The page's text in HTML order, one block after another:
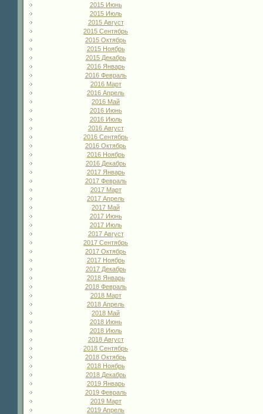
2015 Июнь
2015 Июль
2015 Август
2015 Сентябрь
2015 Октябрь
2015 Ноябрь
2015 Декабрь
2016 Январь
2016 Февраль
2016 Март
2016 Апрель
2016 Май
2016 Июнь
2016 Июль
2016 Август
2016 Сентябрь
2016 Октябрь
2016 Ноябрь
2016 Декабрь
2017 Январь
2017 Февраль
2017 Март
2017 Апрель
2017 Май
2017 Июнь
2017 Июль
2017 Август
2017 Сентябрь
2017 Октябрь
2017 Ноябрь
2017 Декабрь
2018 Январь
2018 Февраль
2018 Март
2018 Апрель
2018 Май
2018 Июнь
2018 Июль
2018 Август
2018 Сентябрь
2018 Октябрь
2018 Ноябрь
2018 Декабрь
2019 Январь
2019 Февраль
2019 Март
2019 Апрель